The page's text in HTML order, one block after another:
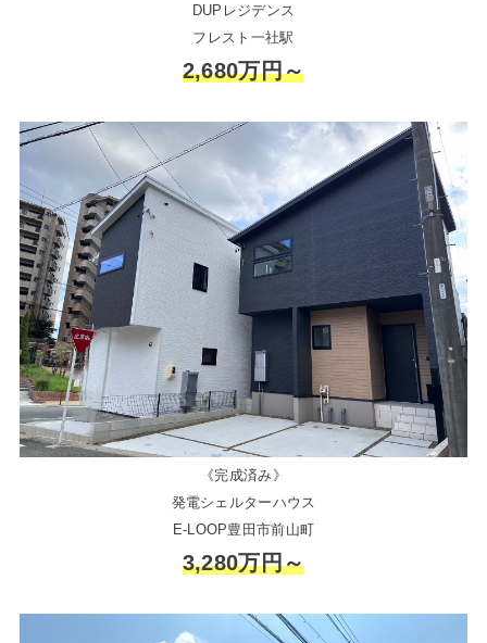
DUPレジデンス
フレスト一社駅
2,680万円～
《完成済み》
発電シェルターハウス
E-LOOP豊田市前山町
3,280万円～